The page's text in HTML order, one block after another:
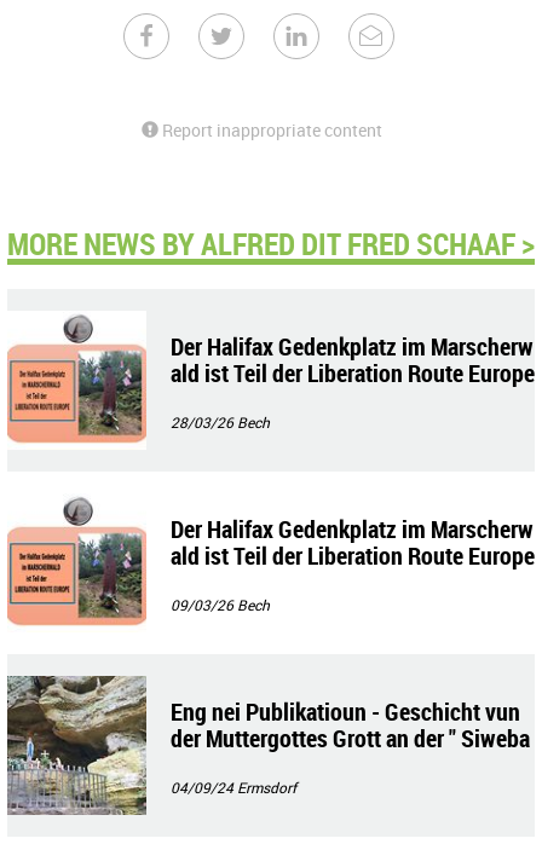
Report inappropriate content
MORE NEWS BY ALFRED DIT FRED SCHAAF >
Der Halifax Gedenkplatz im Marscherw
ald ist Teil der Liberation Route Europe
28/03/26Bech
Der Halifax Gedenkplatz im Marscherw
ald ist Teil der Liberation Route Europe
09/03/26Bech
Eng nei Publikatioun - Geschicht vun
der Muttergottes Grott an der " Siweba
04/09/24Ermsdorf